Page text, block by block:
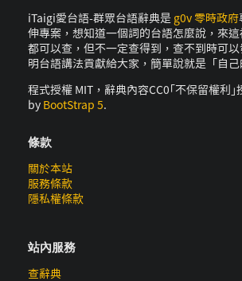
iTaigi愛台語-群眾台語辭典是 g0v 零時政府
伸專案，想知道一個詞的台語怎麼說，來
都可以查，但不一定查得到，查不到時可
明台語講法貢獻給大家，簡單說就是「自
程式授權 MIT，辭典內容CC0｢不保留權利
by BootStrap 5.
條款
關於本站
服務條款
隱私權條款
站內服務
查辭典